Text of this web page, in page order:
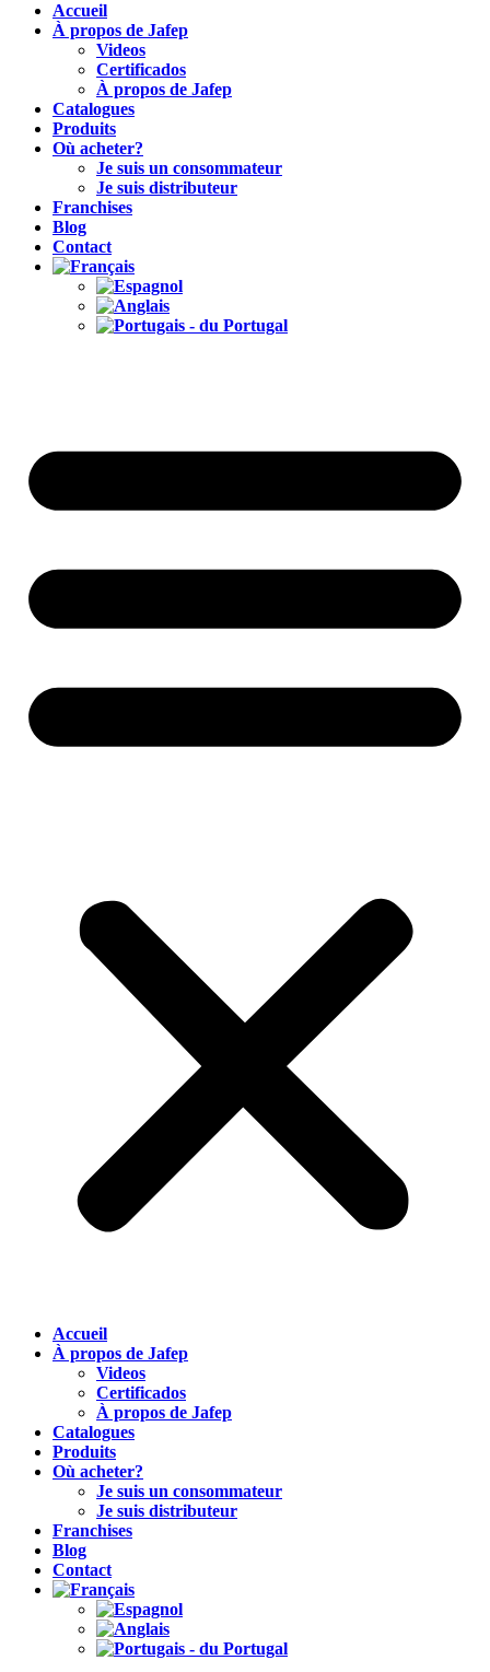
Accueil
À propos de Jafep
Videos
Certificados
À propos de Jafep
Catalogues
Produits
Où acheter?
Je suis un consommateur
Je suis distributeur
Franchises
Blog
Contact
Accueil
À propos de Jafep
Videos
Certificados
À propos de Jafep
Catalogues
Produits
Où acheter?
Je suis un consommateur
Je suis distributeur
Franchises
Blog
Contact